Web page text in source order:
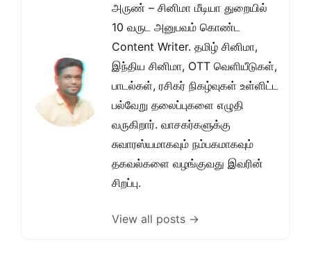
அருண் – சினிமா மீடியா துறையில்
10 வருட அனுபவம் கொண்ட
Content Writer. தமிழ் சினிமா,
இந்திய சினிமா, OTT வெளியீடுகள்,
பாடல்கள், ரசிகர் நிகழ்வுகள் உள்ளிட்ட
பல்வேறு தலைப்புகளை எழுதி
வருகிறார். வாசகர்களுக்கு
சுவாரஸ்யமாகவும் நம்பகமாகவும்
தகவல்களை வழங்குவது இவரின்
சிறப்பு.
View all posts →